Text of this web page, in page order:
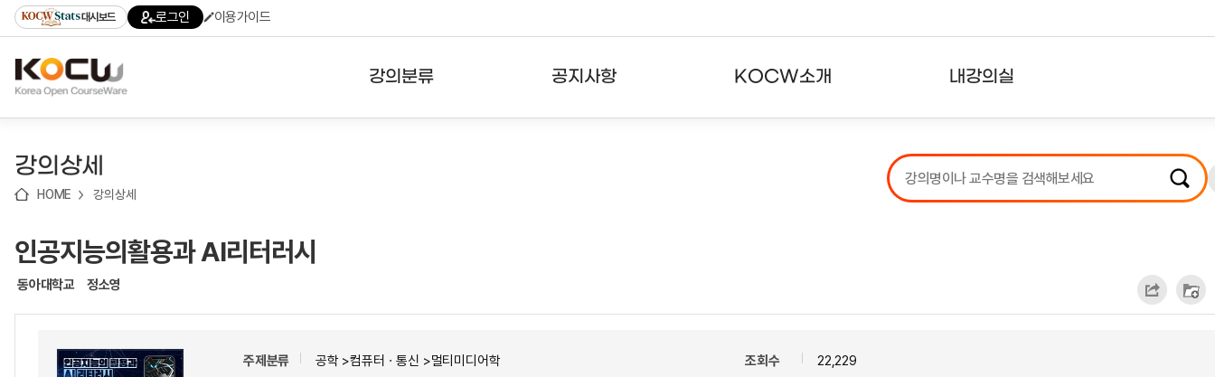
기
기
기
content)
가
대시보드 로그인 이용가이드
강의분류 공지사항 KOCW소개 내강의실
강의리스트
수강확인증강의
강의상세
HOME 강의상세
인공지능의활용과 AI리터러시
동아대학교 정소영
주제분류
공학 >컴퓨터ㆍ통신 >멀티미디어학
조회수 22,229